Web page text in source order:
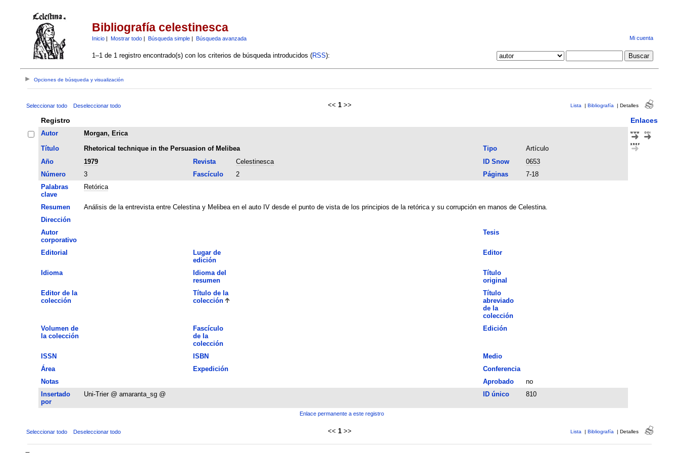
Bibliografía celestinesca
Inicio| Mostrar todo| Búsqueda simple| Búsqueda avanzada Mi cuenta
1–1 de 1 registro encontrado(s) con los criterios de búsqueda introducidos (RSS):
Opciones de búsqueda y visualización
Seleccionar todo Deseleccionar todo << 1 >> Lista | Bibliografía | Detalles
Registro Enlaces
Autor
Morgan, Erica
Título
Rhetorical technique in the Persuasion of Melibea Tipo
Artículo
Año
1979 Revista Celestinesca ID Snow
0653
Número
3 Fascículo 2 Páginas
7-18
Palabras
clave
Retórica
Resumen
Análisis de la entrevista entre Celestina y Melibea en el auto IV desde el punto de vista de los principios de la retórica y su corrupción en manos de Celestina.
Dirección
Autor
corporativo
Tesis
Editorial
Lugar de
edición
Editor
Idioma
Idioma del
resumen
Título
original
Editor de la
colección
Título de la
colección
Título
abreviado
de la
colección
Volumen de
la colección
Fascículo
de la
colección
Edición
ISSN ISBN
Medio
Área
Expedición
Conferencia
Notas
Aprobado
no
Insertado
por
Uni-Trier @ amaranta_sg @ ID único 810
Enlace permanente a este registro
Seleccionar todo Deseleccionar todo << 1 >> Lista | Bibliografía | Detalles